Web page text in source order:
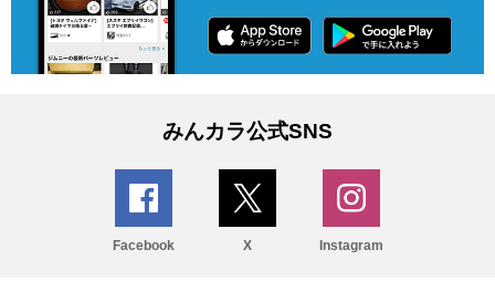
みんカラ公式SNS
Facebook X Instagram